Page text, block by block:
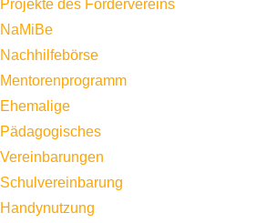
Projekte des Fördervereins
NaMiBe
Nachhilfebörse
Mentorenprogramm
Ehemalige
Pädagogisches
Vereinbarungen
Schulvereinbarung
Handynutzung